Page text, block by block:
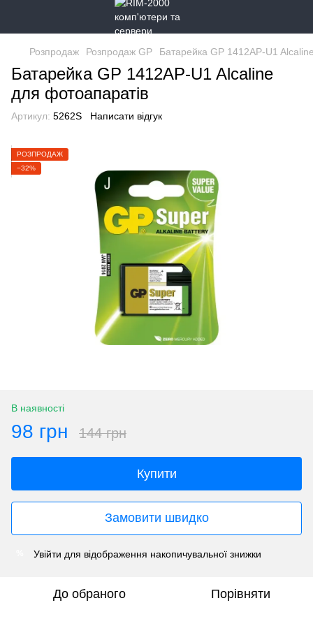
Розпродаж Розпродаж GP Батарейка GP 1412AP-U1
Батарейка GP 1412AP-U1 Alcaline
для фотоапаратів
Артикул: 5262S Написати відгук
РОЗПРОДАЖ
−32%
В наявності
98 грн 144 грн
Купити
Замовити швидко
Увійти для відображення накопичувальної знижки
До обраного Порівняти